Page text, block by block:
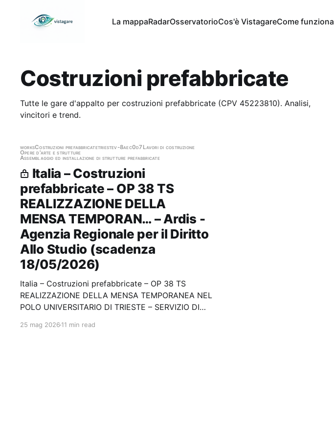
La mappaRadarOsservatorioCos'è VistagareCome funziona
Costruzioni prefabbricate
Tutte le gare d'appalto per costruzioni prefabbricate (CPV 45223810). Analisi,
vincitori e trend.
worksCostruzioni prefabbricatetriestev-8aec0d7 Lavori di costruzione
Opere d'arte e strutture
Assemblaggio ed installazione di strutture prefabbricate
Italia – Costruzioni
prefabbricate – OP 38 TS
REALIZZAZIONE DELLA
MENSA TEMPORAN… – Ardis -
Agenzia Regionale per il Diritto
Allo Studio (scadenza
18/05/2026)
Italia – Costruzioni prefabbricate – OP 38 TS
REALIZZAZIONE DELLA MENSA TEMPORANEA NEL
POLO UNIVERSITARIO DI TRIESTE – SERVIZIO DI
Regionale per il Diritto Allo Studio Scadenza
25 mag 202611 min read